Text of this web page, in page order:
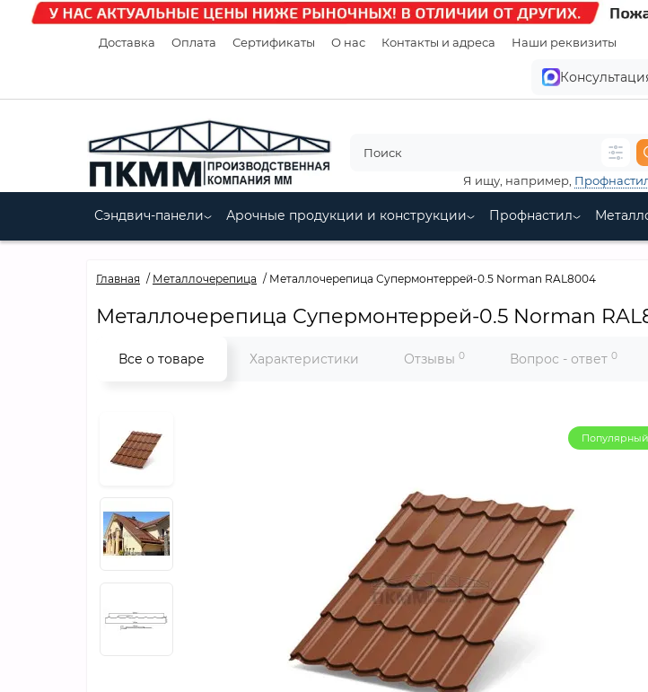
Доставка Оплата Сертификаты О нас Контакты и адреса Наши реквизиты
Я ищу, например,
Сэндвич-панели Арочные продукции и конструкции Профнастил
Главная Металлочерепица Металлочерепица Супермонтеррей-0.5 Norman RAL8004
Металлочерепица Супермонтеррей-0.5 Norman
Все о товаре Характеристики Отзывы 0 Вопрос - ответ 0
Популярный